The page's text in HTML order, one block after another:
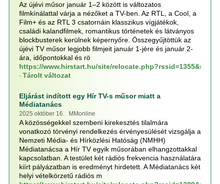
Az újévi műsor január 1–2 között is változatos
filmkínálattal várja a nézőket a TV-ben. Az RTL, a Cool, a
Film+ és az RTL 3 csatornáin klasszikus vígjátékok,
családi kalandfilmek, romantikus történetek és látványos
blockbusterek kerülnek képernyőre. Összegyűjtöttük az
újévi TV műsor legjobb filmjeit január 1-jére és január 2-
ára, időpontokkal és rö
https://www.hirstart.hu/site/
- Tárolt változat
Eljárást indított egy Hír TV-s műsor miatt a
Médiatanács
2025 október 16. MMonline
A közösségekkel szembeni kirekesztés tilalmára
vonatkozó törvényi rendelkezés érvényesülését vizsgálja a
Nemzeti Média- és Hírközlési Hatóság (NMHH)
Médiatanácsa a Hír TV egyik műsorában elhangzottakkal
kapcsolatban. A testület két rádiós frekvencia használatára
kiírt pályázatban is eredményt hirdetett. A Médiatanács két
helyi vételkörzetű rádiós m